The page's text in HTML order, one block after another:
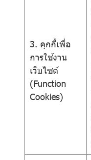
3. คุกกี้เพื่อ
การใช้งาน
เว็บไซต์
(Function
Cookies)